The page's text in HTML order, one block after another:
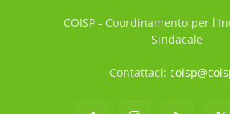
COISP - Coordinamento per
Sindacale
Contattaci: